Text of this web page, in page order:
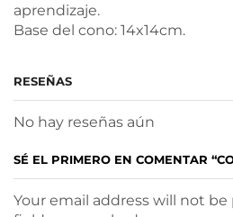
aprendizaje.
Base del cono: 14x14cm.
RESEÑAS
No hay reseñas aún
SÉ EL PRIMERO EN COMENTAR
Your email address will not